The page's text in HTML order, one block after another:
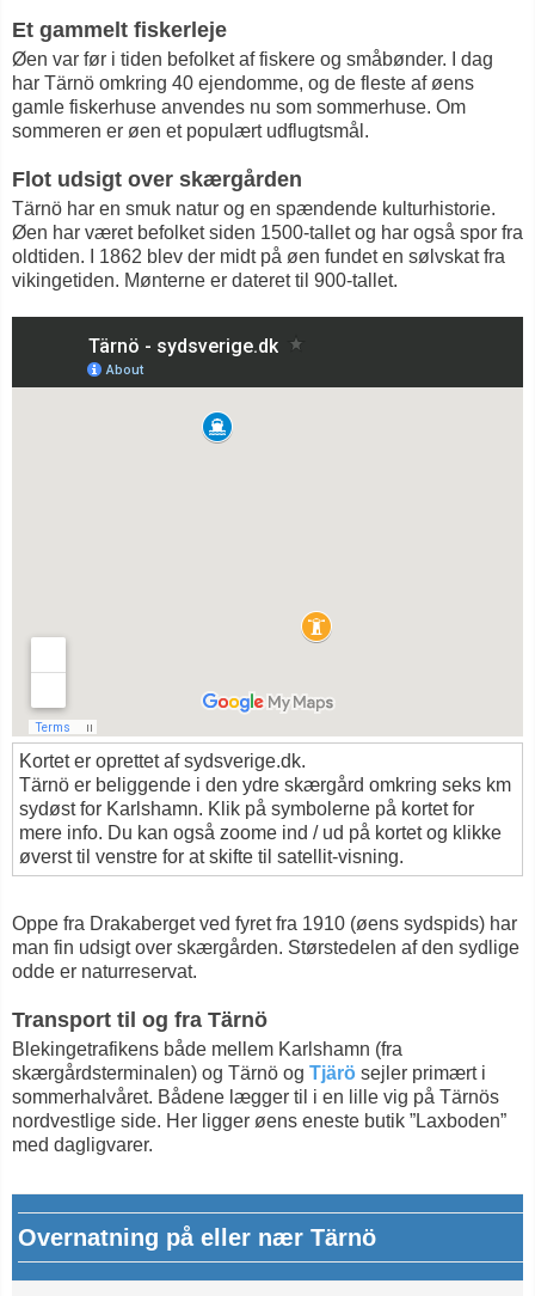
Et gammelt fiskerleje
Øen var før i tiden befolket af fiskere og småbønder. I dag
har Tärnö omkring 40 ejendomme, og de fleste af øens
gamle fiskerhuse anvendes nu som sommerhuse. Om
sommeren er øen et populært udflugtsmål.
Flot udsigt over skærgården
Tärnö har en smuk natur og en spændende kulturhistorie.
Øen har været befolket siden 1500-tallet og har også spor fra
oldtiden. I 1862 blev der midt på øen fundet en sølvskat fra
vikingetiden. Mønterne er dateret til 900-tallet.
Kortet er oprettet af sydsverige.dk.
Tärnö er beliggende i den ydre skærgård omkring seks km
sydøst for Karlshamn. Klik på symbolerne på kortet for
mere info. Du kan også zoome ind / ud på kortet og klikke
øverst til venstre for at skifte til satellit-visning.
Oppe fra Drakaberget ved fyret fra 1910 (øens sydspids) har
man fin udsigt over skærgården. Størstedelen af den sydlige
odde er naturreservat.
Transport til og fra Tärnö
Blekingetrafikens både mellem Karlshamn (fra
skærgårdsterminalen) og Tärnö og Tjärö sejler primært i
sommerhalvåret. Bådene lægger til i en lille vig på Tärnös
nordvestlige side. Her ligger øens eneste butik ”Laxboden”
med dagligvarer.
Overnatning på eller nær Tärnö